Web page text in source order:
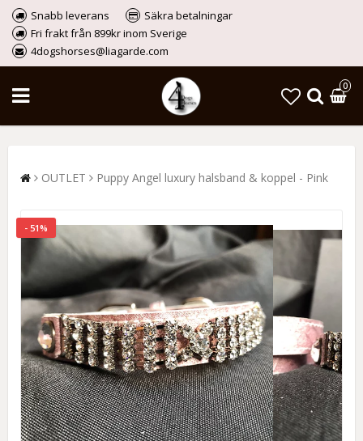
Snabb leverans
Säkra betalningar
Fri frakt från 899kr inom Sverige
4dogshorses@liagarde.com
0
OUTLET Puppy Angel luxury halsband & koppel - Pink
- 51%